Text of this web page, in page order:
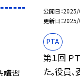
講習
公開日
更新日
PTA
第１回 Ｐ
た。役員